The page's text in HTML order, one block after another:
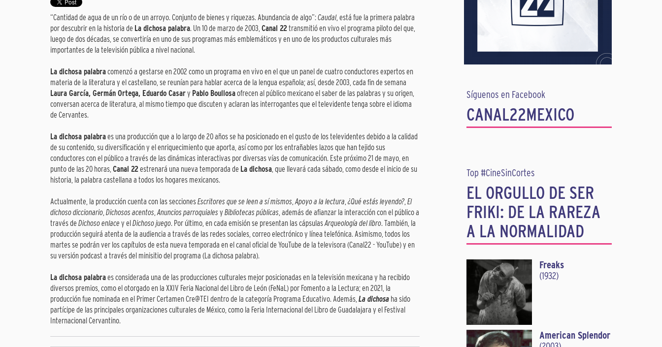
“Cantidad de agua de un río o de un arroyo. Conjunto de bienes y riquezas. Abundancia de algo”:Caudal, está fue la primera palabra
por descubrir en la historia de La dichosa palabra. Un 10 de marzo de 2003, Canal 22transmitió en vivo el programa piloto del que,
luego de dos décadas, se convertiría en uno de sus programas más emblemáticos y en uno de los productos culturales más
importantes de la televisión pública a nivel nacional.
La dichosa palabracomenzó a gestarse en 2002 como un programa en vivo en el que un panel de cuatro conductores expertos en
materia de la literatura y el castellano, se reunían para hablar acerca de la lengua española; así, desde 2003, cada fin de semana
Laura García, Germán Ortega, Eduardo Casary Pablo Boullosaofrecen al público mexicano el saber de las palabras y su origen,
conversan acerca de literatura, al mismo tiempo que discuten y aclaran las interrogantes que el televidente tenga sobre el idioma
de Cervantes.
La dichosa palabraes una producción que a lo largo de 20 años se ha posicionado en el gusto de los televidentes debido a la calidad
de su contenido, su diversificación y el enriquecimiento que aporta, así como por los entrañables lazos que han tejido sus
conductores con el público a través de las dinámicas interactivas por diversas vías de comunicación. Este próximo 21 de mayo, en
punto de las 20 horas, Canal 22estrenará una nueva temporada de La dichosa, que llevará cada sábado, como desde el inicio de su
historia, la palabra castellana a todos los hogares mexicanos.
Actualmente, la producción cuenta con las seccionesEscritores que se leen a sí mismos,Apoyo a la lectura, ¿Qué estás leyendo?, El
dichoso diccionario, Dichosos acentos,Anuncios parroquiales y Bibliotecas públicas, además de afianzar la interacción con el público a
través de Dichoso enlace y elDichoso juego. Por último, en cada emisión se presentan las cápsulasArqueología del libro. También, la
producción seguirá atenta de la audiencia a través de las redes sociales, correo electrónico y línea telefónica. Asimismo, todos los
martes se podrán ver los capítulos de esta nueva temporada en el canal oficial de YouTube de la televisora (Canal22 - YouTube) y en
su versión podcast a través del minisitio del programa (La dichosa palabra).
La dichosa palabraes considerada una de las producciones culturales mejor posicionadas en la televisión mexicana y ha recibido
diversos premios, como el otorgado en la XXIV Feria Nacional del Libro de León (FeNaL) por Fomento a la Lectura; en 2021, la
producción fue nominada en el Primer Certamen Cre@TEI dentro de la categoría Programa Educativo. Además, La dichosa ha sido
partícipe de las principales organizaciones culturales de México, como la Feria Internacional del Libro de Guadalajara y el Festival
Internacional Cervantino.
Síguenos en Facebook
CANAL22MEXICO
Top #CineSinCortes
EL ORGULLO DE SER
FRIKI: DE LA RAREZA
A LA NORMALIDAD
Freaks
(1932)
American Splendor